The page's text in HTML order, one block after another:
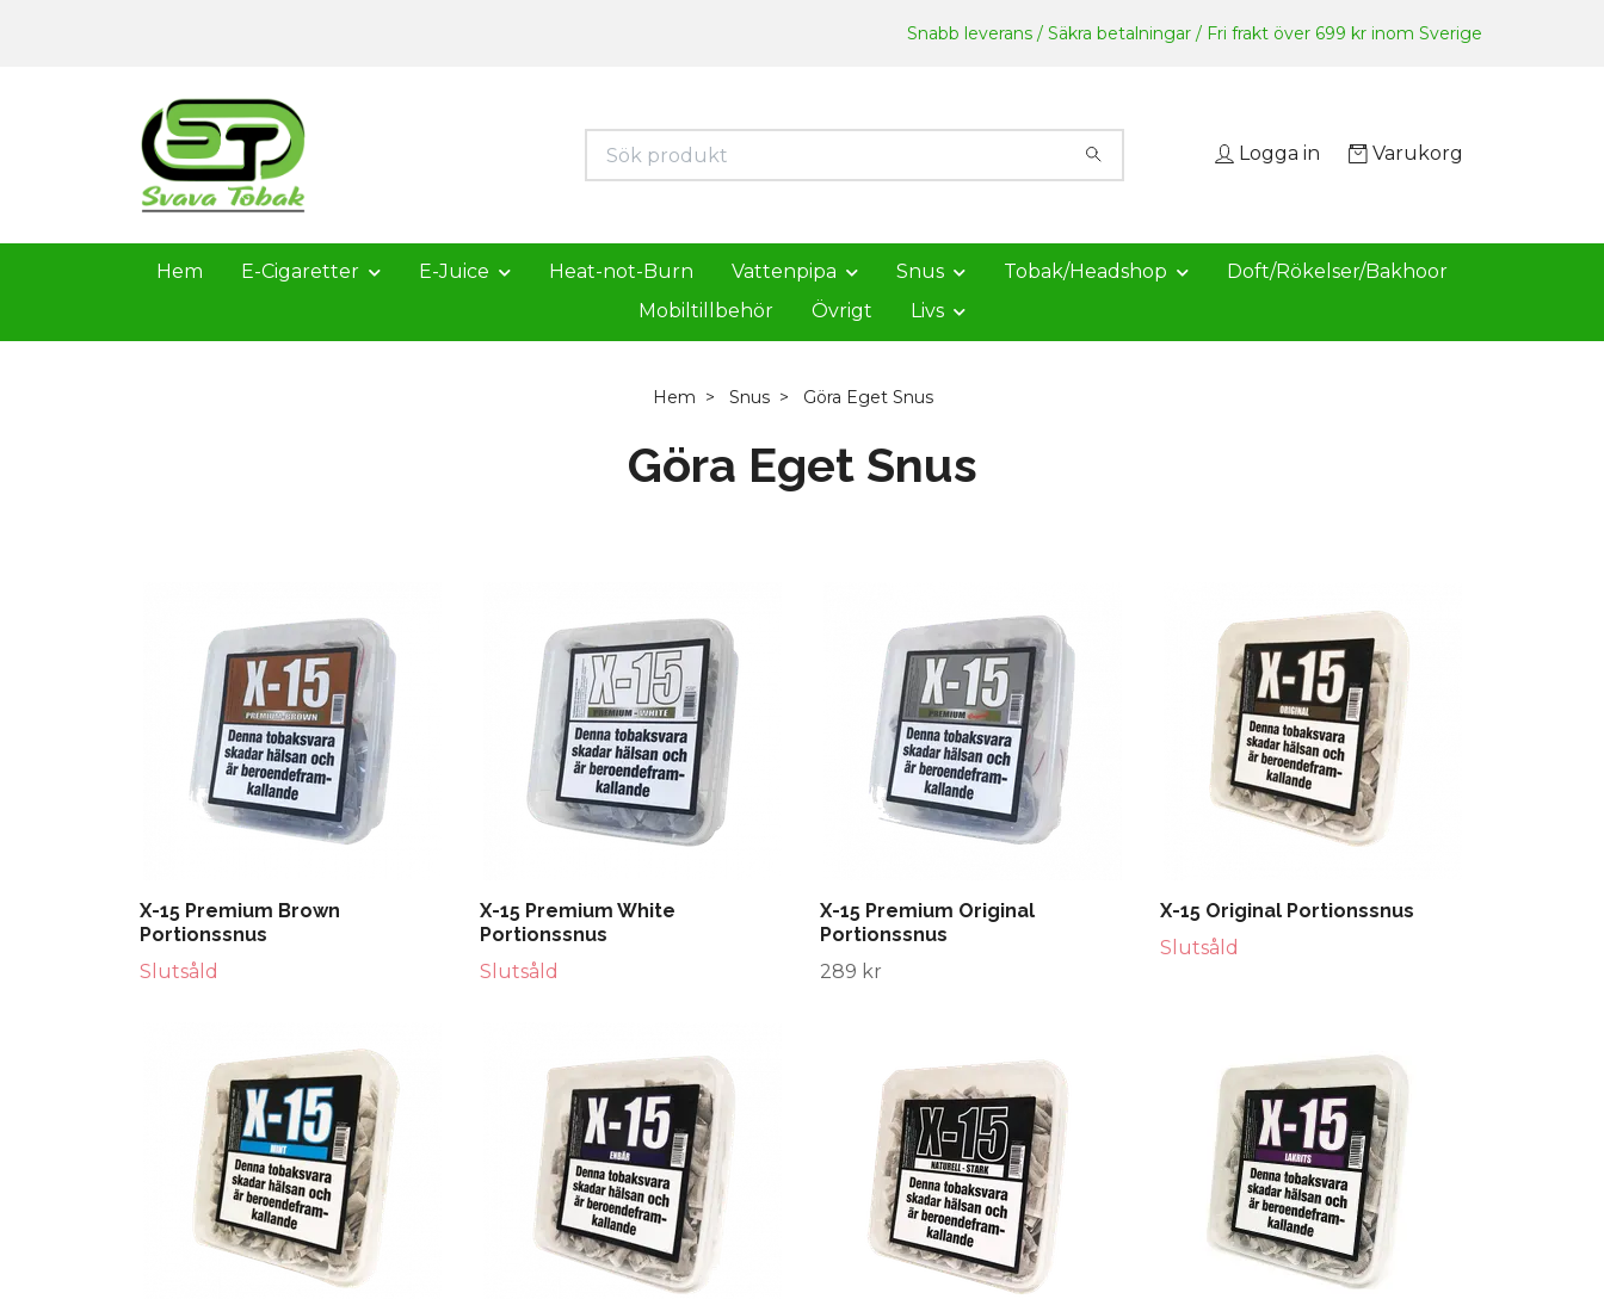
Snabb leverans / Säkra betalningar / Fri frakt över 699 kr inom Sverige
Logga in Varukorg
Hem E-Cigaretter E-Juice Heat-not-Burn Vattenpipa Snus Tobak/Headshop
Doft/Rökelser/Bakhoor
Mobiltillbehör
Övrigt Livs
Hem Snus Göra Eget Snus
Göra Eget Snus
X-15 Premium Brown
Portionssnus
Slutsåld
X-15 Premium White
Portionssnus
Slutsåld
X-15 Premium Original
Portionssnus
289 kr
X-15 Original Portionssnus
Slutsåld